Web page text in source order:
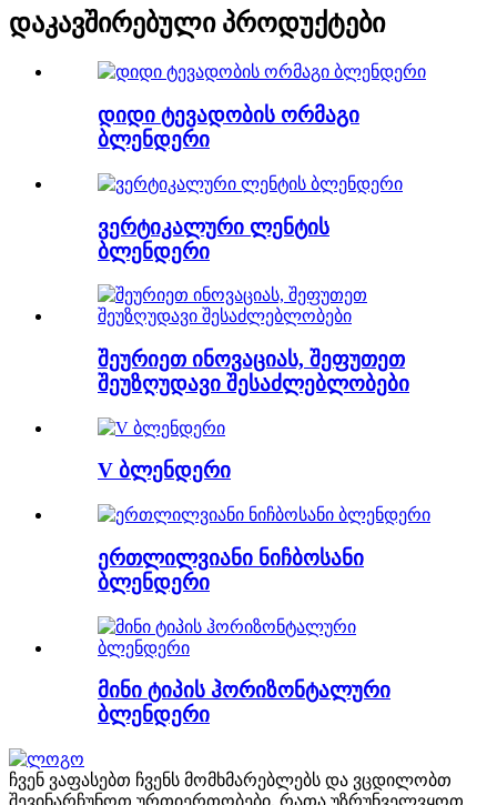
დაკავშირებული პროდუქტები
დიდი ტევადობის ორმაგი
ბლენდერი
ვერტიკალური ლენტის
ბლენდერი
შეურიეთ ინოვაციას, შეფუთეთ
შეუზღუდავი შესაძლებლობები
V ბლენდერი
ერთლილვიანი ნიჩბოსანი
ბლენდერი
მინი ტიპის ჰორიზონტალური
ბლენდერი
ჩვენ ვაფასებთ ჩვენს მომხმარებლებს და ვცდილობთ
შევინარჩუნოთ ურთიერთობები, რათა უზრუნველვყოთ